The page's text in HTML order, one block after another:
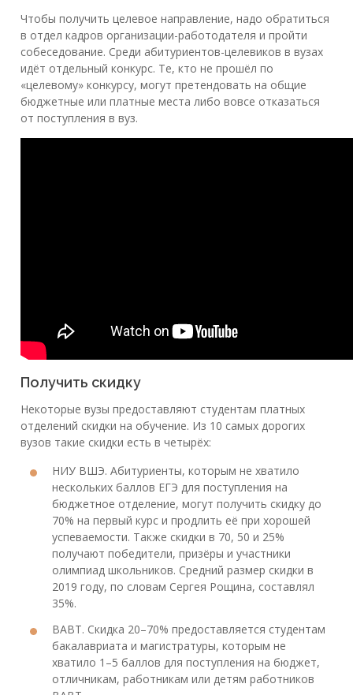
Чтобы получить целевое направление, надо обратиться
в отдел кадров организации-работодателя и пройти
собеседование. Среди абитуриентов-целевиков в вузах
идёт отдельный конкурс. Те, кто не прошёл по
«целевому» конкурсу, могут претендовать на общие
бюджетные или платные места либо вовсе отказаться
от поступления в вуз.
Получить скидку
Некоторые вузы предоставляют студентам платных
отделений скидки на обучение. Из 10 самых дорогих
вузов такие скидки есть в четырёх:
НИУ ВШЭ. Абитуриенты, которым не хватило
нескольких баллов ЕГЭ для поступления на
бюджетное отделение, могут получить скидку до
70% на первый курс и продлить её при хорошей
успеваемости. Также скидки в 70, 50 и 25%
получают победители, призёры и участники
олимпиад школьников. Средний размер скидки в
2019 году, по словам Сергея Рощина, составлял
35%.
ВАВТ. Скидка 20–70% предоставляется студентам
бакалавриата и магистратуры, которым не
хватило 1–5 баллов для поступления на бюджет,
отличникам, работникам или детям работников